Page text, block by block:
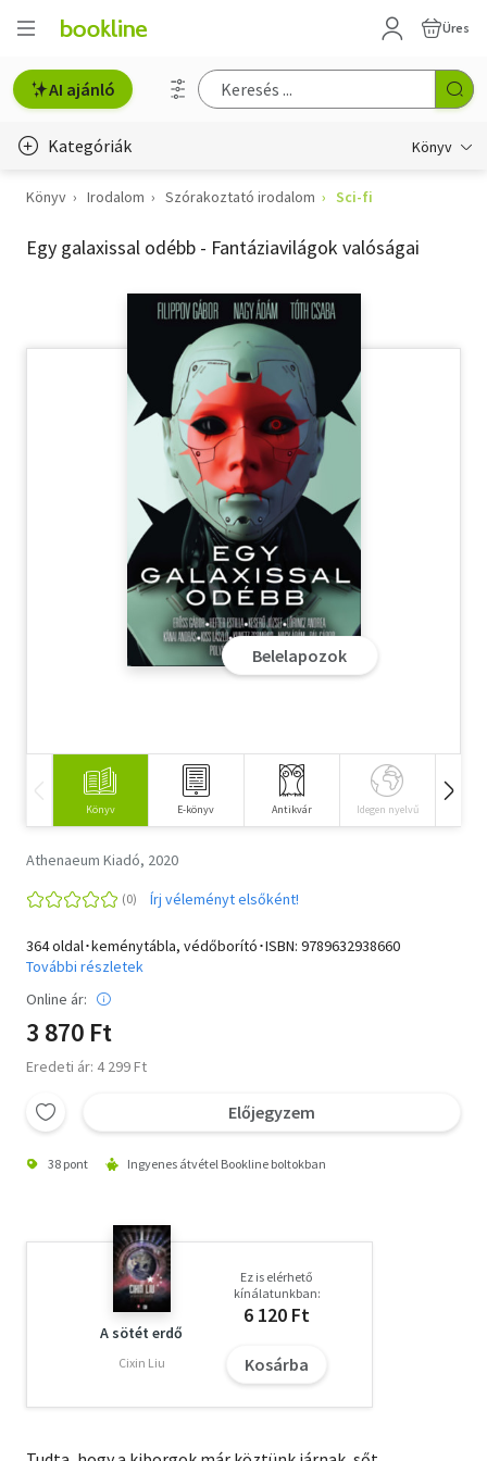
Üres
AI ajánló
Kategóriák Könyv
Életmód, egészség
Erotika
Gyermek- és ifjúsági
Szótár, nyelvkönyv
Tankönyv, segédkönyv
Társadalomtudomány
Természettudomány
Vallás
Könyv Irodalom Szórakoztató irodalom Sci-fi
Egy galaxissal odébb - Fantáziavilágok valóságai
Belelapozok
Könyv E-könyv Antikvár Idegen nyelvű
Athenaeum Kiadó, 2020
Írj véleményt elsőként!
364 oldal･keménytábla, védőborító･ISBN: 9789632938660
További részletek
Online ár:
3 870 Ft
Eredeti ár: 4 299 Ft
Előjegyzem
38 pont Ingyenes átvétel Bookline boltokban
A sötét erdő
Cixin Liu
Ez is elérhető
kínálatunkban:
6 120 Ft
Kosárba